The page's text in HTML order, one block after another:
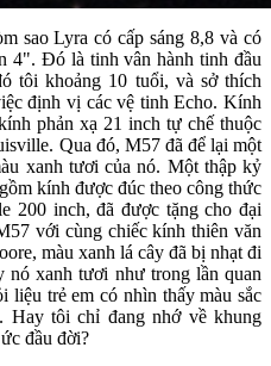
sao Lyra có cấp sáng 8,8 và có
4". Đó là tinh vân hành tinh đầu
tôi khoảng 10 tuổi, và sở thích
định vị các vệ tinh Echo. Kính
phản xạ 21 inch tự chế thuộc
Qua đó, M57 đã để lại một
xanh tươi của nó. Một thập kỷ
kính được đúc theo công thức
200 inch, đã được tặng cho đại
với cùng chiếc kính thiên văn
màu xanh lá cây đã bị nhạt đi
nó xanh tươi như trong lần quan
liệu trẻ em có nhìn thấy màu sắc
Hay tôi chỉ đang nhớ về khung
đầu đời?